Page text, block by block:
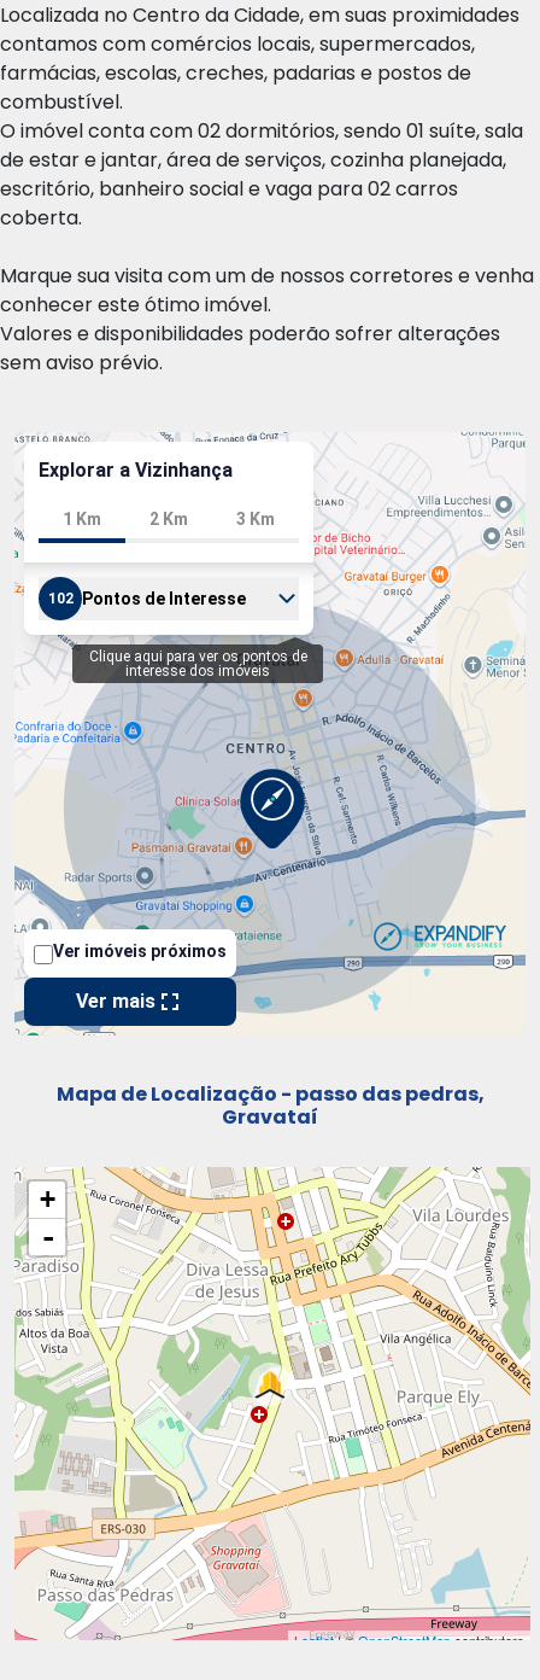
Localizada no Centro da Cidade, em suas proximidades
contamos com comércios locais, supermercados,
farmácias, escolas, creches, padarias e postos de
combustível.
O imóvel conta com 02 dormitórios, sendo 01 suíte, sala
de estar e jantar, área de serviços, cozinha planejada,
escritório, banheiro social e vaga para 02 carros
coberta.
Marque sua visita com um de nossos corretores e venha
conhecer este ótimo imóvel.
Valores e disponibilidades poderão sofrer alterações
sem aviso prévio.
Mapa de Localização - passo das pedras,
Gravataí